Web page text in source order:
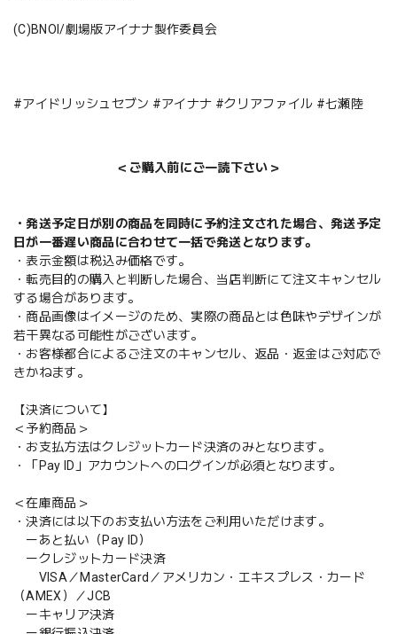
(C)BNOI/劇場版アイナナ製作委員会
#アイドリッシュセブン #アイナナ #クリアファイル #七瀬陸
＜ご購入前にご一読下さい＞
・発送予定日が別の商品を同時に予約注文された場合、発送予定
日が一番遅い商品に合わせて一括で発送となります。
・表示金額は税込み価格です。
・転売目的の購入と判断した場合、当店判断にて注文キャンセル
する場合があります。
・商品画像はイメージのため、実際の商品とは色味やデザインが
若干異なる可能性がございます。
・お客様都合によるご注文のキャンセル、返品・返金はご対応で
きかねます。
【決済について】
＜予約商品＞
・お支払方法はクレジットカード決済のみとなります。
・「Pay ID」アカウントへのログインが必須となります。
＜在庫商品＞
・決済には以下のお支払い方法をご利用いただけます。
ーあと払い（Pay ID）
ークレジットカード決済
VISA／MasterCard／アメリカン・エキスプレス・カード
（AMEX）／JCB
ーキャリア決済